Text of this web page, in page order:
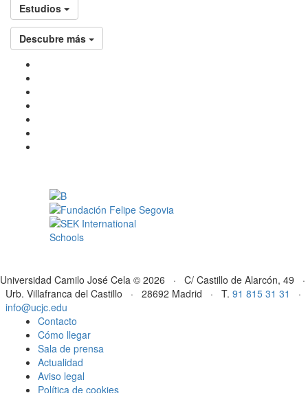
Estudios
Descubre más
Universidad Camilo José Cela © 2026 · C/ Castillo de Alarcón, 49 ·
Urb. Villafranca del Castillo · 28692 Madrid · T. 91 815 31 31
·
info@ucjc.edu
Contacto
Cómo llegar
Sala de prensa
Actualidad
Aviso legal
Política de cookies